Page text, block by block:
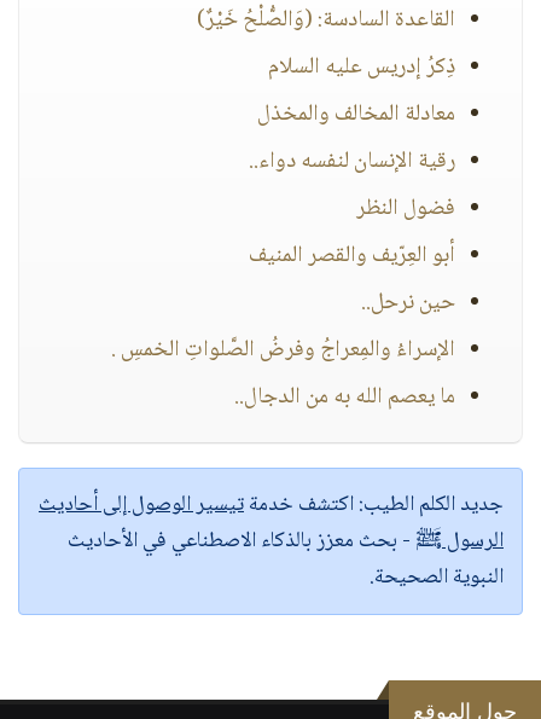
القاعدة السادسة: (وَالصُّلْحُ خَيْرٌ)
ذِكرُ إدريس عليه السلام
معادلة المخالف والمخذل
رقية الإنسان لنفسه دواء..
فضول النظر
أبو العِرّيف والقصر المنيف
حين نرحل..
الإسراءُ والمِعراجُ وفرضُ الصَّلواتِ الخمسِ .
ما يعصم الله به من الدجال..
جديد الكلم الطيب:اكتشف خدمةتيسير الوصول إلى أحاديث
الرسول ﷺ - بحث معزز بالذكاء الاصطناعي في الأحاديث
النبوية الصحيحة.
حول الموقع